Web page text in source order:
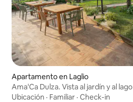
Apartamento en Laglio
Ama'Ca Dulza. Vista al jardín y al lago
Ubicación · Familiar · Check-in